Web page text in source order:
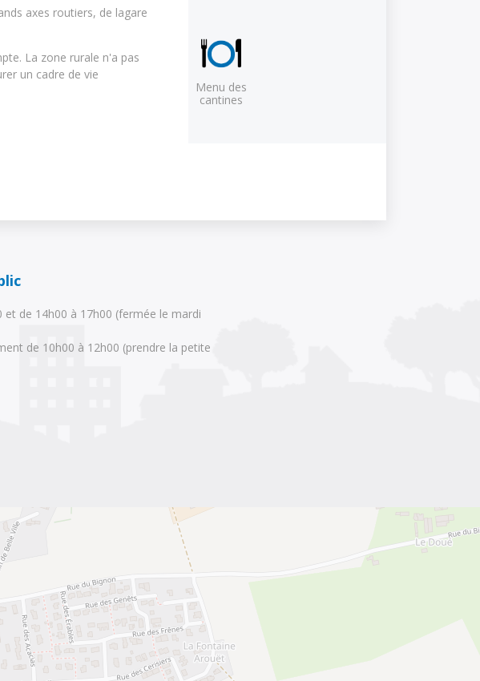
axes routiers, de lagare
La zone rurale n'a pas
un cadre de vie
Menu des
cantines
et de 14h00 à 17h00 (fermée le mardi
de 10h00 à 12h00 (prendre la petite